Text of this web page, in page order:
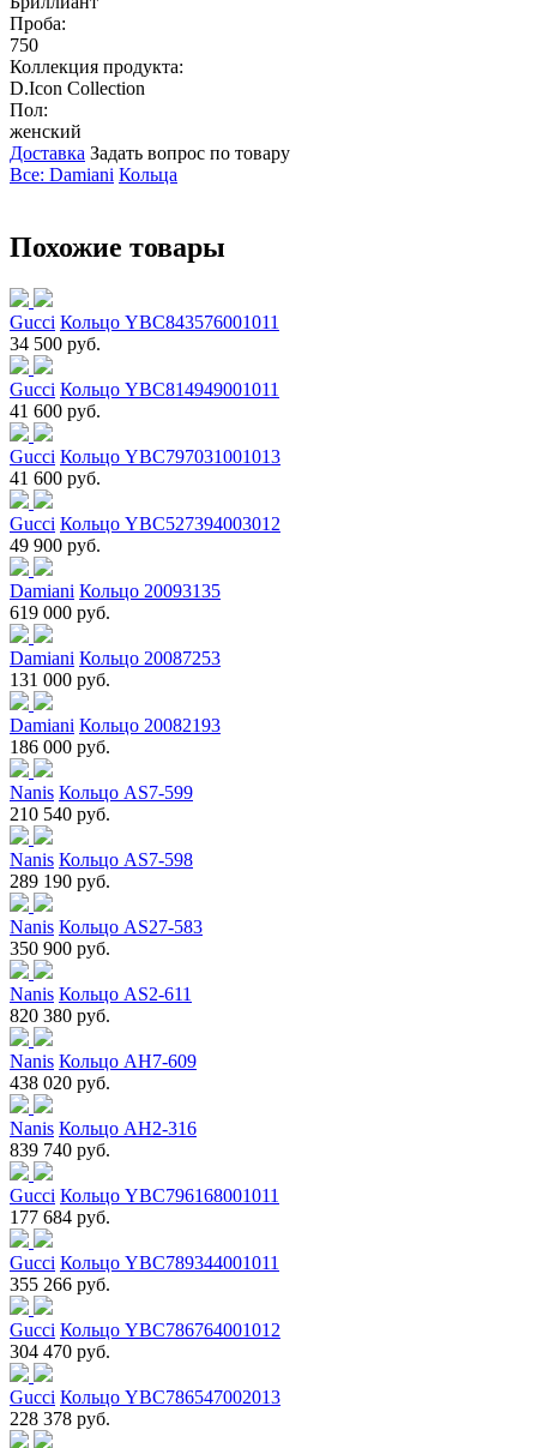
Проба:
750
Коллекция продукта:
D.Icon Collection
Пол:
женский
Доставка Задать вопрос по товару
Все: Damiani Кольца
Похожие товары
Gucci Кольцо YBC843576001011
34 500 руб.
Gucci Кольцо YBC814949001011
41 600 руб.
Gucci Кольцо YBC797031001013
41 600 руб.
Gucci Кольцо YBC527394003012
49 900 руб.
Damiani Кольцо 20093135
619 000 руб.
Damiani Кольцо 20087253
131 000 руб.
Damiani Кольцо 20082193
186 000 руб.
Nanis Кольцо AS7-599
210 540 руб.
Nanis Кольцо AS7-598
289 190 руб.
Nanis Кольцо AS27-583
350 900 руб.
Nanis Кольцо AS2-611
820 380 руб.
Nanis Кольцо AH7-609
438 020 руб.
Nanis Кольцо AH2-316
839 740 руб.
Gucci Кольцо YBC796168001011
177 684 руб.
Gucci Кольцо YBC789344001011
355 266 руб.
Gucci Кольцо YBC786764001012
304 470 руб.
Gucci Кольцо YBC786547002013
228 378 руб.